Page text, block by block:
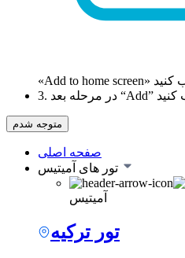
متوجه شدم
صفحه اصلی
آمیتیس
تور ترکیه